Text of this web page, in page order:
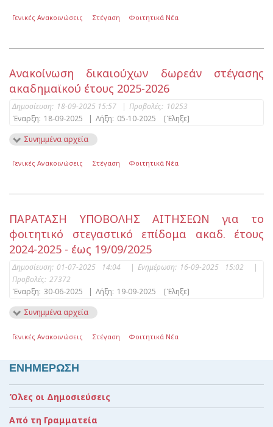
Γενικές Ανακοινώσεις Στέγαση Φοιτητικά Νέα
Ανακοίνωση δικαιούχων δωρεάν στέγασης
ακαδημαϊκού έτους 2025-2026
Δημοσίευση: 18-09-2025 15:57 | Προβολές: 10253
Έναρξη: 18-09-2025 | Λήξη: 05-10-2025
[Έληξε]
Συνημμένα αρχεία
Γενικές Ανακοινώσεις Στέγαση Φοιτητικά Νέα
ΠΑΡΑΤΑΣΗ ΥΠΟΒΟΛΗΣ ΑΙΤΗΣΕΩΝ για το
φοιτητικό στεγαστικό επίδομα ακαδ. έτους
2024-2025 - έως 19/09/2025
Δημοσίευση: 01-07-2025 14:04 Ενημέρωση: 16-09-2025 15:02
Προβολές: 27372
Έναρξη: 30-06-2025 Λήξη: 19-09-2025
[Έληξε]
Συνημμένα αρχεία
Γενικές Ανακοινώσεις Στέγαση Φοιτητικά Νέα
ΕΝΗΜΕΡΩΣΗ
Όλες οι Δημοσιεύσεις
Από τη Γραμματεία